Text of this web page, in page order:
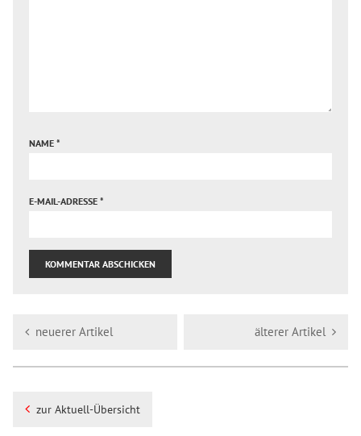
NAME *
E-MAIL-ADRESSE *
neuerer Artikel älterer Artikel
zur Aktuell-Übersicht